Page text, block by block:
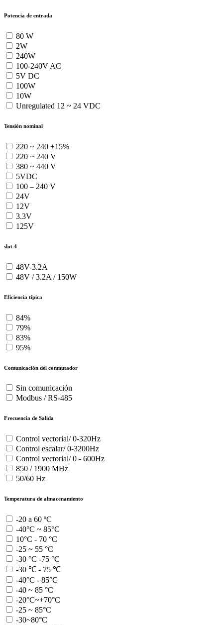
Potencia de entrada
80 W
2W
240W
100-240V AC
5V DC
100W
10W
Unregulated 12 ~ 24 VDC
Tensión nominal
220 ~ 240 ±15%
220 ~ 240 V
380 ~ 440 V
5VDC
100 – 240 V
24V
12V
3.3V
125V
slot 4
48V-3.2A
48V / 3.2A / 150W
Eficiencia típica
84%
79%
83%
95%
Comunicación del conmutador
Sin comunicación
Modbus / RS-485
Frecuencia de Salida
Control vectorial/ 0-320Hz
Control escalar/ 0-3200Hz
Control vectorial/ 0 - 600Hz
850 / 1900 MHz
50/60 Hz
Temperatura de almacenamiento
-20 a 60 ºC
-40°C ~ 85°C
10°C - 70 °C
-25 ~ 55 °C
-30 °C -75 °C
-30 ℃ - 75 ℃
-40°C - 85°C
-40 ~ 85 °C
-20°C~+70°C
-25 ~ 85°C
-30~80°C